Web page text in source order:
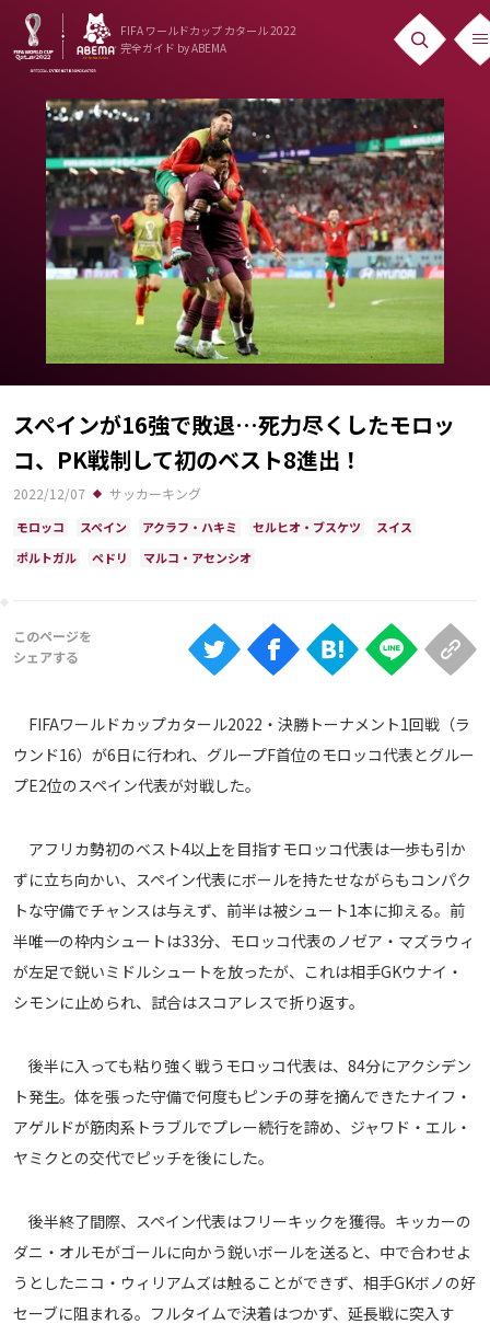
FIFA ワールドカップ カタール 2022
完全ガイド by ABEMA
ニュース
News
出場国
Teams
日本代表
Team Japan
日程・結果
Schedule
ランキング
Ranking
大会について
ABEMAの視聴について
iOS Apps
Web
TV
メディアアライアンス
スペインが16強で敗退…死力尽くしたモロッ
コ、PK戦制して初のベスト8進出！
2022/12/07 サッカーキング
モロッコ スペイン アクラフ・ハキミ セルヒオ・ブスケツ
スイス
ポルトガル
ペドリ マルコ・アセンシオ
FIFAワールドカップカタール2022・決勝トーナメント1回戦（ラ
ウンド16）が6日に行われ、グループF首位のモロッコ代表とグルー
プE2位のスペイン代表が対戦した。
アフリカ勢初のベスト4以上を目指すモロッコ代表は一歩も引か
ずに立ち向かい、スペイン代表にボールを持たせながらもコンパク
トな守備でチャンスは与えず、前半は被シュート1本に抑える。前
半唯一の枠内シュートは33分、モロッコ代表のノゼア・マズラウィ
が左足で鋭いミドルシュートを放ったが、これは相手GKウナイ・
シモンに止められ、試合はスコアレスで折り返す。
後半に入っても粘り強く戦うモロッコ代表は、84分にアクシデン
ト発生。体を張った守備で何度もピンチの芽を摘んできたナイフ・
アゲルドが筋肉系トラブルでプレー続行を諦め、ジャワド・エル・
ヤミクとの交代でピッチを後にした。
後半終了間際、スペイン代表はフリーキックを獲得。キッカーの
ダニ・オルモがゴールに向かう鋭いボールを送ると、中で合わせよ
うとしたニコ・ウィリアムズは触ることができず、相手GKボノの好
セーブに阻まれる。フルタイムで決着はつかず、延長戦に突入す